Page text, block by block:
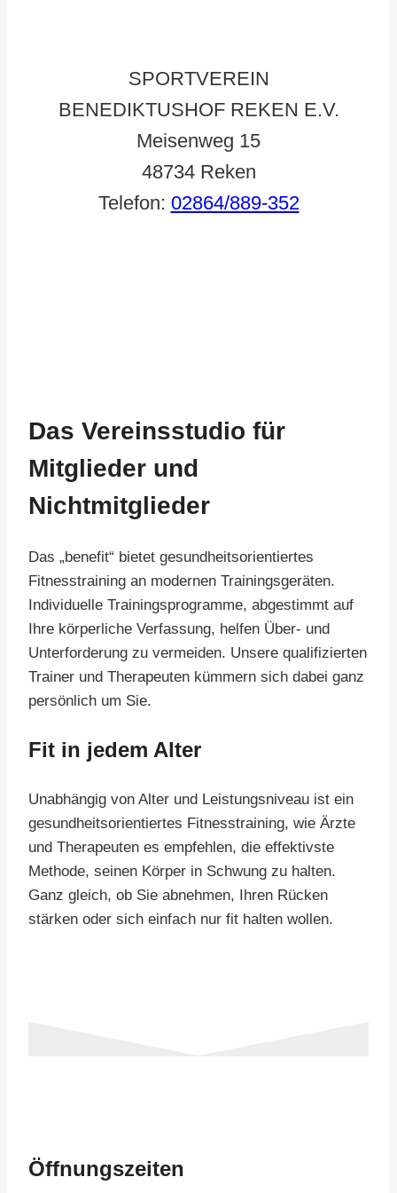
SPORTVEREIN
BENEDIKTUSHOF REKEN E.V.
Meisenweg 15
48734 Reken
Telefon: 02864/889-352
Das Vereinsstudio für
Mitglieder und
Nichtmitglieder
Das „benefit“ bietet gesundheitsorientiertes
Fitnesstraining an modernen Trainingsgeräten.
Individuelle Trainingsprogramme, abgestimmt auf
Ihre körperliche Verfassung, helfen Über- und
Unterforderung zu vermeiden. Unsere qualifizierten
Trainer und Therapeuten kümmern sich dabei ganz
persönlich um Sie.
Fit in jedem Alter
Unabhängig von Alter und Leistungsniveau ist ein
gesundheitsorientiertes Fitnesstraining, wie Ärzte
und Therapeuten es empfehlen, die effektivste
Methode, seinen Körper in Schwung zu halten.
Ganz gleich, ob Sie abnehmen, Ihren Rücken
stärken oder sich einfach nur fit halten wollen.
Öffnungszeiten